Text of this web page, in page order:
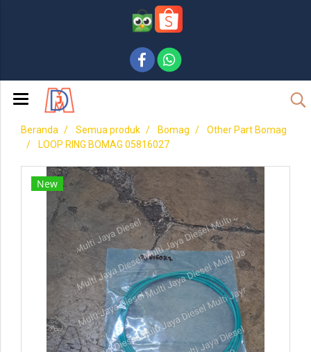
Beranda Semua produk Bomag
Other Part Bomag
LOOP RING BOMAG 05816027
New